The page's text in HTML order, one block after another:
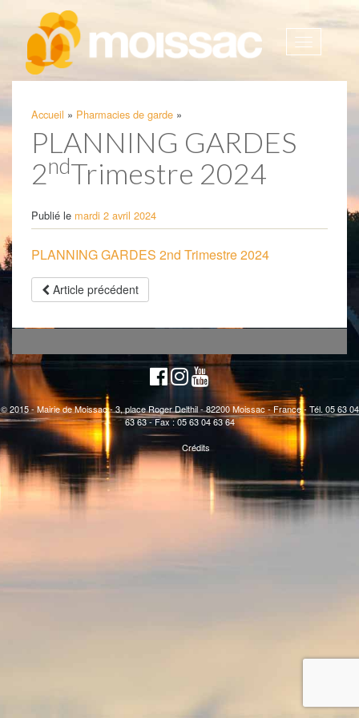
Afficher
Accueil » Pharmacies de garde »
PLANNING GARDES
2ndTrimestre 2024
Publié le mardi 2 avril 2024
PLANNING GARDES 2nd Trimestre 2024
Article précédent
© 2015 - Mairie de Moissac - 3, place Roger Delthil - 82200 Moissac - France - Tél. 05 63 04
63 63 - Fax : 05 63 04 63 64
Crédits